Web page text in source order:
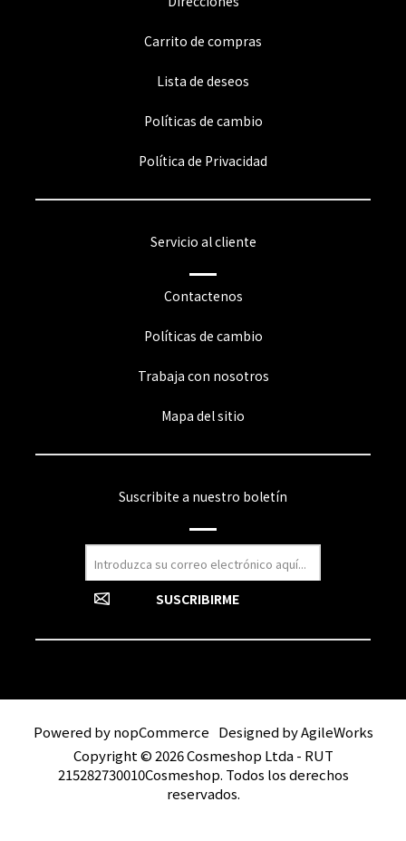
Carrito de compras
Lista de deseos
Políticas de cambio
Política de Privacidad
Servicio al cliente
Contactenos
Políticas de cambio
Trabaja con nosotros
Mapa del sitio
Suscribite a nuestro boletín
Powered bynopCommerce Designed byAgileWorks
Copyright © 2026 Cosmeshop Ltda - RUT
215282730010Cosmeshop. Todos los derechos
reservados.